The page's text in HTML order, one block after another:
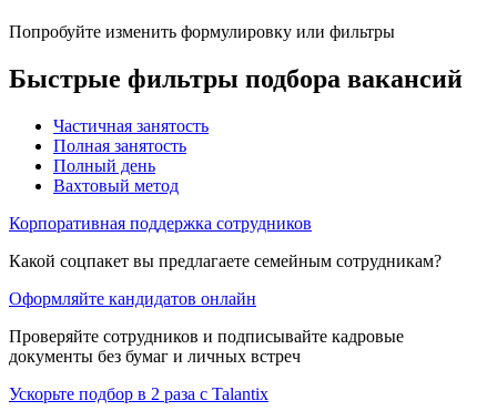
Попробуйте изменить формулировку или фильтры
Быстрые фильтры подбора вакансий
Частичная занятость
Полная занятость
Полный день
Вахтовый метод
Корпоративная поддержка сотрудников
Какой соцпакет вы предлагаете семейным сотрудникам?
Оформляйте кандидатов онлайн
Проверяйте сотрудников и подписывайте кадровые
документы без бумаг и личных встреч
Ускорьте подбор в 2 раза с Talantix